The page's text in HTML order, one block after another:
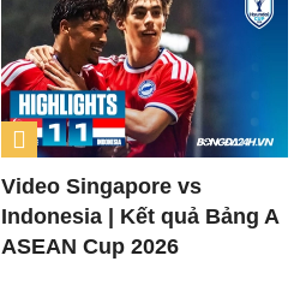
Video Singapore vs
Indonesia | Kết quả Bảng A
ASEAN Cup 2026